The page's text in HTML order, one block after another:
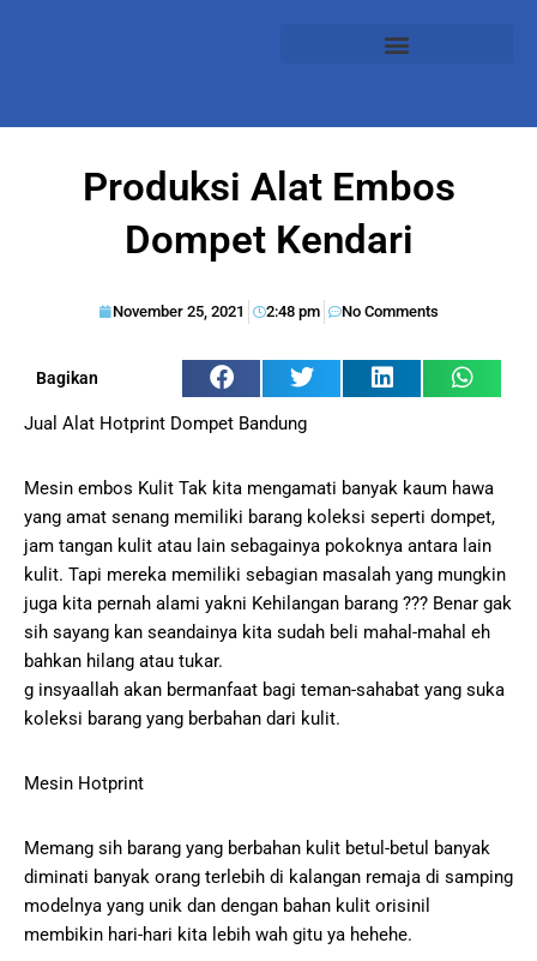
Produksi Alat Embos
Dompet Kendari
November 25, 2021 2:48 pm No Comments
Bagikan
Jual Alat Hotprint Dompet Bandung
Mesin embos Kulit Tak kita mengamati banyak kaum hawa
yang amat senang memiliki barang koleksi seperti dompet,
jam tangan kulit atau lain sebagainya pokoknya antara lain
kulit. Tapi mereka memiliki sebagian masalah yang mungkin
juga kita pernah alami yakni Kehilangan barang ??? Benar gak
sih sayang kan seandainya kita sudah beli mahal-mahal eh
bahkan hilang atau tukar.
g insyaallah akan bermanfaat bagi teman-sahabat yang suka
koleksi barang yang berbahan dari kulit.
Mesin Hotprint
Memang sih barang yang berbahan kulit betul-betul banyak
diminati banyak orang terlebih di kalangan remaja di samping
modelnya yang unik dan dengan bahan kulit orisinil
membikin hari-hari kita lebih wah gitu ya hehehe.